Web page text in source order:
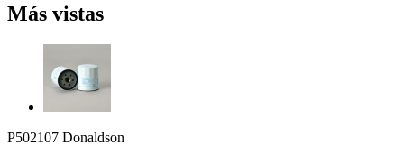
Más vistas
P502107 Donaldson